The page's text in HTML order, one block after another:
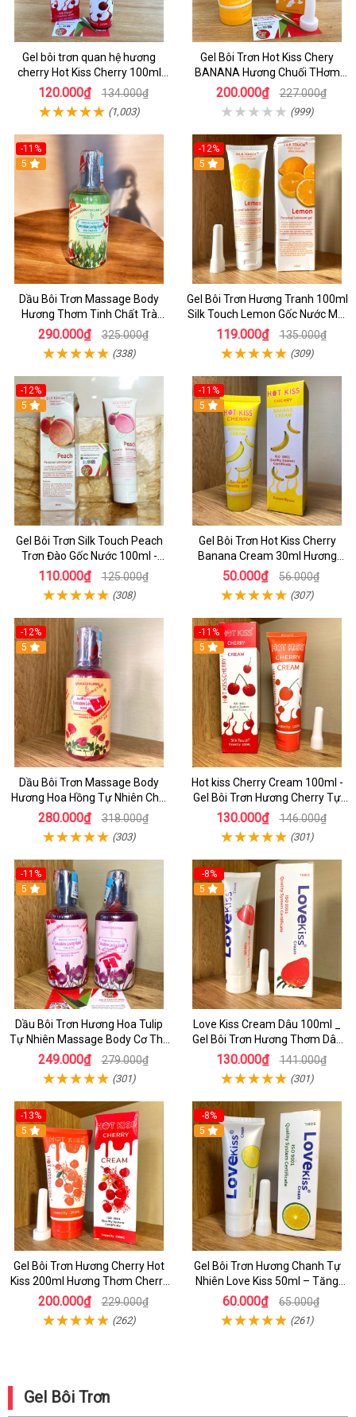
Gel bôi trơn quan hệ hương
cherry Hot Kiss Cherry 100ml
Silk Touch
120.000₫ 134.000₫
(1,003)
Gel Bôi Trơn Hot Kiss Chery
BANANA Hương Chuối THơm
200ml
200.000₫ 227.000₫
(999)
-11%
5
Dầu Bôi Trơn Massage Body
Hương Thơm Tinh Chất Trà
Xanh Tự Nhiên Chai 300ml
290.000₫ 325.000₫
(338)
-12%
5
Gel Bôi Trơn Hương Tranh 100ml
Silk Touch Lemon Gốc Nước Mùi
Thơm Tự Nhiên
119.000₫ 135.000₫
(309)
-12%
5
Gel Bôi Trơn Silk Touch Peach
Trơn Đào Gốc Nước 100ml -
Shop Dochoijapan
110.000₫ 125.000₫
(308)
-11%
5
Gel Bôi Trơn Hot Kiss Cherry
Banana Cream 30ml Hương
Thơm Chuối Tự Nhiên
50.000₫ 56.000₫
(307)
-12%
5
Dầu Bôi Trơn Massage Body
Hương Hoa Hồng Tự Nhiên Chai
300ml - Shop Dochoijpan
280.000₫ 318.000₫
(303)
-11%
5
Hot kiss Cherry Cream 100ml -
Gel Bôi Trơn Hương Cherry Tự
Nhiên Cao Cấp
130.000₫ 146.000₫
(301)
-11%
5
Dầu Bôi Trơn Hương Hoa Tulip
Tự Nhiên Massage Body Cơ Thê
Hiệu Quả
249.000₫ 279.000₫
(301)
-8%
5
Love Kiss Cream Dâu 100ml _
Gel Bôi Trơn Hương Thơm Dâu
Tự nhiên Cao Cấp
130.000₫ 141.000₫
(301)
-13%
5
Gel Bôi Trơn Hương Cherry Hot
Kiss 200ml Hương Thơm Cherry
Tựn Nhiên
200.000₫ 229.000₫
(262)
-8%
5
Gel Bôi Trơn Hương Chanh Tự
Nhiên Love Kiss 50ml – Tăng
Cường Khoái Cảm, An Toàn Cho
Mọi Cuộc Yêu
60.000₫ 65.000₫
(261)
Gel Bôi Trơn